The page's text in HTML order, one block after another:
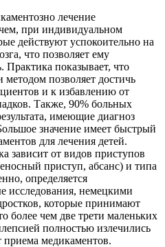
лечение
при индивидуальном
действуют успокоительно на
что позволяет ему
показывает, что
позволяет достичь
и к избавлению от
Также, 90% больных
имеющие диагноз
значение имеет быстрый
для лечения детей.
зависит от видов приступов
приступ, абсанс) и типа
определяется
исследования, немецкими
которые принимают
более чем две трети маленьких
полностью излечились
приема медикаментов.